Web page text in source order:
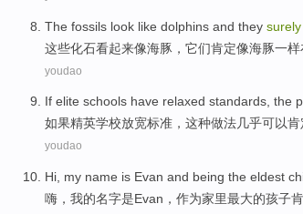
The fossils look like dolphins and they surely
这些化石看起来像海豚 ， 它们肯定像海豚一样
youdao
If elite schools have relaxed standards, the
如果精英学校放宽标准 ， 这种做法几乎可以肯
youdao
Hi my name is Evan and being the eldest
嗨 ， 我的名字是Evan ， 作为家里最大的孩子